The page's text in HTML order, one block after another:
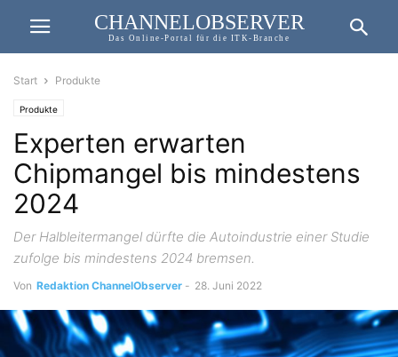
CHANNELOBSERVER
Das Online-Portal für die ITK-Branche
Start Produkte
Produkte
Experten erwarten
Chipmangel bis mindestens
2024
Der Halbleitermangel dürfte die Autoindustrie einer Studie
zufolge bis mindestens 2024 bremsen.
Von Redaktion ChannelObserver - 28. Juni 2022